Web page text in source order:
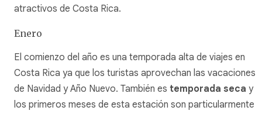
atractivos de Costa Rica.
Enero
El comienzo del año es una temporada alta de viajes en
Costa Rica ya que los turistas aprovechan las vacaciones
de Navidad y Año Nuevo. También es temporada seca y
los primeros meses de esta estación son particularmente